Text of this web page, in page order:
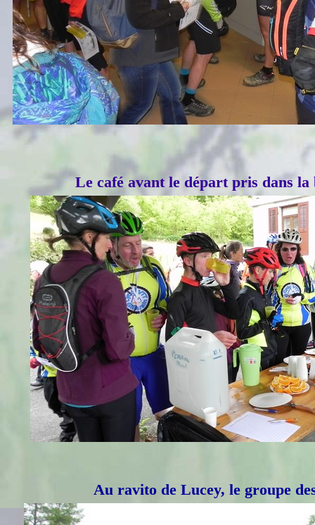
Le café avant le départ pris dans
Au ravito de Lucey, le groupe